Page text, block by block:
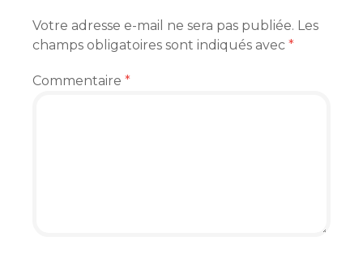
Votre adresse e-mail ne sera pas publiée. Les
champs obligatoires sont indiqués avec *
Commentaire *